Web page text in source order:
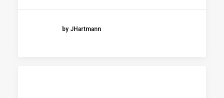
by JHartmann